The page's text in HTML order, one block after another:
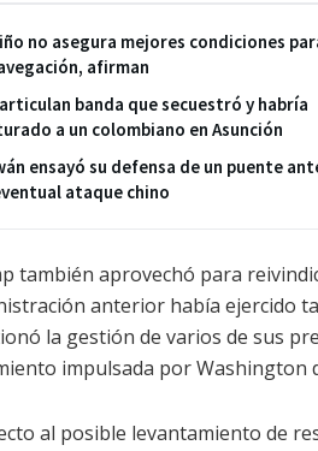
no asegura mejores condiciones
afirman
banda que secuestró y habría
a un colombiano en Asunción
ensayó su defensa de un puente
ataque chino
también aprovechó para
anterior había ejercido
la gestión de varios de sus
impulsada por Washington
al posible levantamiento de